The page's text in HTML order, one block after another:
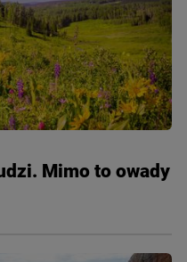
Mimo to owady